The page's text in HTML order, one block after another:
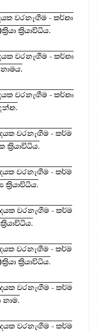
වරනැඟීම - කර්තෘ
ක්‍රියාවිධිය.
වරනැඟීම - කර්තෘ
වරනැඟීම - කර්තෘ
වරනැඟීම - කර්ම
ක්‍රියාවිධිය.
වරනැඟීම - කර්ම
ක්‍රියාවිධිය.
වරනැඟීම - කර්ම
වරනැඟීම - කර්ම
ක්‍රියාවිධිය.
වරනැඟීම - කර්ම
නාම.
වරනැඟීම - කර්ම